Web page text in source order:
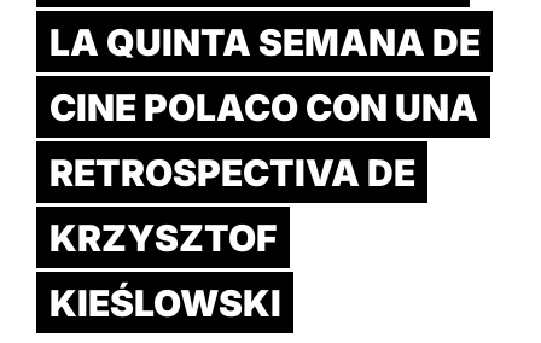
LA QUINTA SEMANA DE
CINE POLACO CON UNA
RETROSPECTIVA DE
KRZYSZTOF
KIEŚLOWSKI